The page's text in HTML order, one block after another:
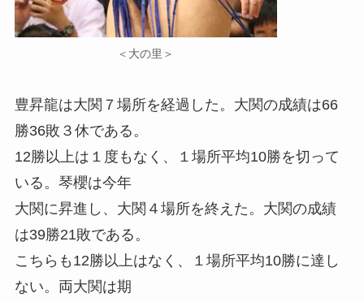
＜大の里＞
豊昇龍は大関７場所を経過した。大関の成績は66
勝36敗３休である。
12勝以上は１度もなく、１場所平均10勝を切って
いる。琴櫻は今年
大関に昇進し、大関４場所を終えた。大関の成績
は39勝21敗である。
こちらも12勝以上はなく、１場所平均10勝に達し
ない。両大関は期